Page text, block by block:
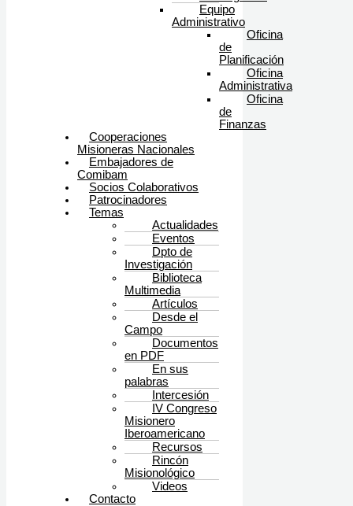
Equipo
Administrativo
Oficina
de
Planificación
Oficina
Administrativa
Oficina
de
Finanzas
Cooperaciones
Misioneras Nacionales
Embajadores de
Comibam
Socios Colaborativos
Patrocinadores
Temas
Actualidades
Eventos
Dpto de
Investigación
Biblioteca
Multimedia
Artículos
Desde el
Campo
Documentos
en PDF
En sus
palabras
Intercesión
IV Congreso
Misionero
Iberoamericano
Recursos
Rincón
Misionológico
Videos
Contacto